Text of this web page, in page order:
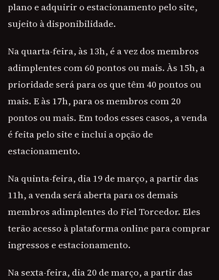
plano e adquirir o estacionamento pelo site,
sujeito à disponibilidade.
Na quarta-feira, às 13h, é a vez dos membros
adimplentes com 60 pontos ou mais. Às 15h, a
prioridade será para os que têm 40 pontos ou
mais. E às 17h, para os membros com 20
pontos ou mais. Em todos esses casos, a venda
é feita pelo site e inclui a opção de
estacionamento.
Na quinta-feira, dia 19 de março, a partir das
11h, a venda será aberta para os demais
membros adimplentes do Fiel Torcedor. Eles
terão acesso à plataforma online para comprar
ingressos e estacionamento.
Na sexta-feira, dia 20 de março, a partir das